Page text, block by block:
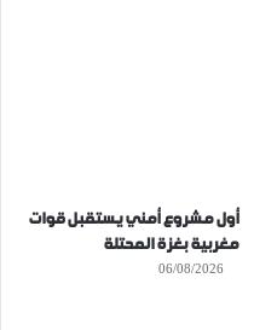
أول مشروع أمني يستقبل قوات
مغربية بغزة المحتلة
06/08/2026